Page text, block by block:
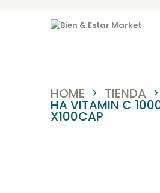
HOME TIENDA
HA VITAMIN C
X100CAP
Bien & Estar
INICIO
TIENDA
SERVICIOS